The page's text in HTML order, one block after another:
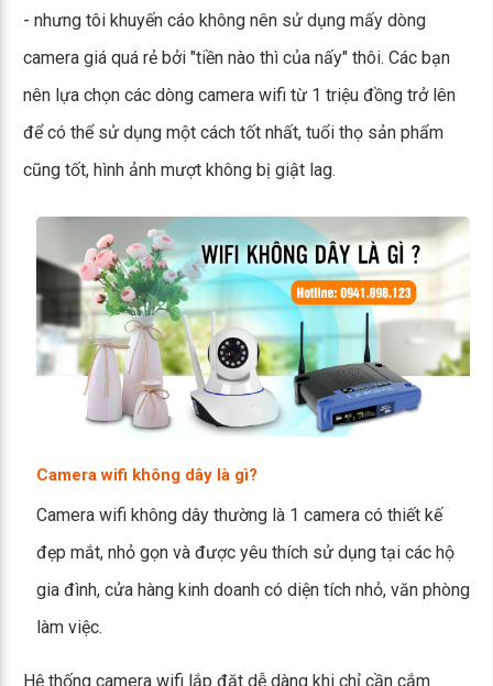
- nhưng tôi khuyến cáo không nên sử dụng mấy dòng
camera giá quá rẻ bởi "tiền nào thì của nấy" thôi. Các bạn
nên lựa chọn các dòng camera wifi từ 1 triệu đồng trở lên
để có thể sử dụng một cách tốt nhất, tuổi thọ sản phẩm
cũng tốt, hình ảnh mượt không bị giật lag.
Camera wifi không dây là gì?
Camera wifi không dây thường là 1 camera có thiết kế
đẹp mắt, nhỏ gọn và được yêu thích sử dụng tại các hộ
gia đình, cửa hàng kinh doanh có diện tích nhỏ, văn phòng
làm việc.
Hệ thống camera wifi lắp đặt dễ dàng khi chỉ cần cắm